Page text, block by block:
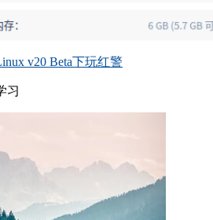
v20 Beta下玩红警
习